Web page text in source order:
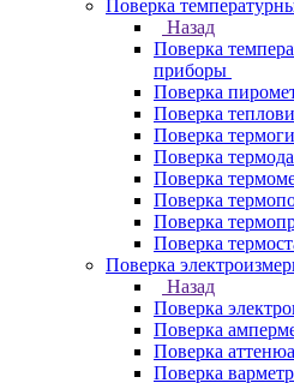
Поверка
Назад
Поверка
приборы
Поверка
Поверка
Поверка
Поверка
Поверка
Поверка
Поверка
Поверка
Поверка
Назад
Поверка
Поверка
Поверка
Поверка